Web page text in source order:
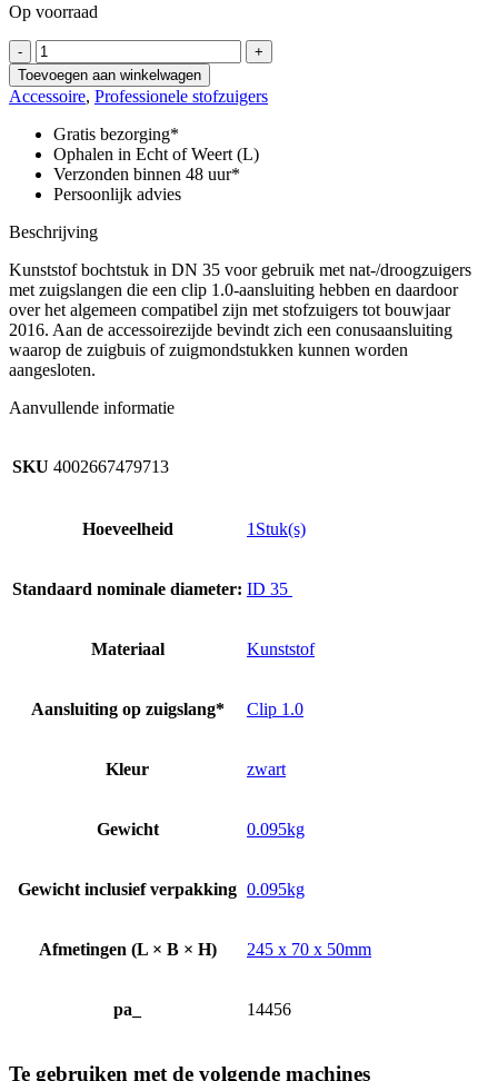
Op voorraad
-
Elleboog,
NT,
DN
35,
kunststof,
clip
1.0
slangzijde,
accessoirezijde
+
Toevoegen aan winkelwagen
Accessoire, Professionele stofzuigers
Gratis bezorging*
Ophalen in Echt of Weert (L)
Verzonden binnen 48 uur*
Persoonlijk advies
Beschrijving
Kunststof bochtstuk in DN 35 voor gebruik met nat-/droogzuigers
met zuigslangen die een clip 1.0-aansluiting hebben en daardoor
over het algemeen compatibel zijn met stofzuigers tot bouwjaar
2016. Aan de accessoirezijde bevindt zich een conusaansluiting
waarop de zuigbuis of zuigmondstukken kunnen worden
aangesloten.
Aanvullende informatie
SKU 4002667479713
Hoeveelheid 1Stuk(s)
Standaard nominale diameter: ID 35
Materiaal Kunststof
Aansluiting op zuigslang* Clip 1.0
Kleur zwart
Gewicht 0.095kg
Gewicht inclusief verpakking 0.095kg
Afmetingen (L × B × H) 245 x 70 x 50mm
pa_ 14456
Te gebruiken met de volgende machines